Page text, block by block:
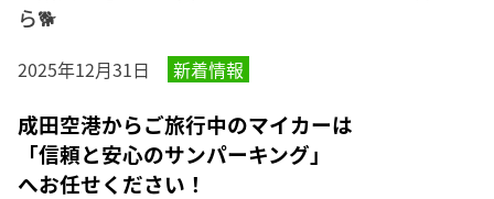
ら🐕
2025年12月31日 新着情報
成田空港からご旅行中のマイカーは
「信頼と安心のサンパーキング」
へお任せください！